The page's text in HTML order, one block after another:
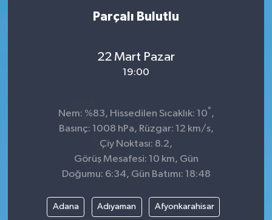
Parçalı Bulutlu
22 Mart Pazar
19:00
Nem: %83, Hissedilen Sıcaklık: 10° ,
Basınç: 1008 hPa, Rüzgar: 12 km/s,
Çiy Noktası: 8.2,
Görüş Mesafesi: 10 km, Gün
Doğumu: 6:34, Gün Batımı: 18:48
Adana Adıyaman Afyonkarahisar